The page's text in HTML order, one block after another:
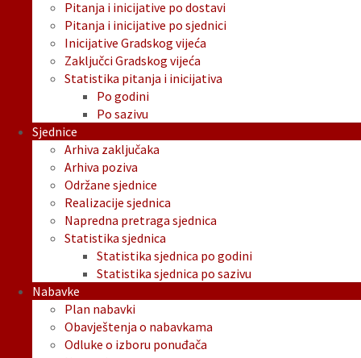
Pitanja i inicijative po dostavi
Pitanja i inicijative po sjednici
Inicijative Gradskog vijeća
Zaključci Gradskog vijeća
Statistika pitanja i inicijativa
Po godini
Po sazivu
Sjednice
Arhiva zaključaka
Arhiva poziva
Održane sjednice
Realizacije sjednica
Napredna pretraga sjednica
Statistika sjednica
Statistika sjednica po godini
Statistika sjednica po sazivu
Nabavke
Plan nabavki
Obavještenja o nabavkama
Odluke o izboru ponuđača